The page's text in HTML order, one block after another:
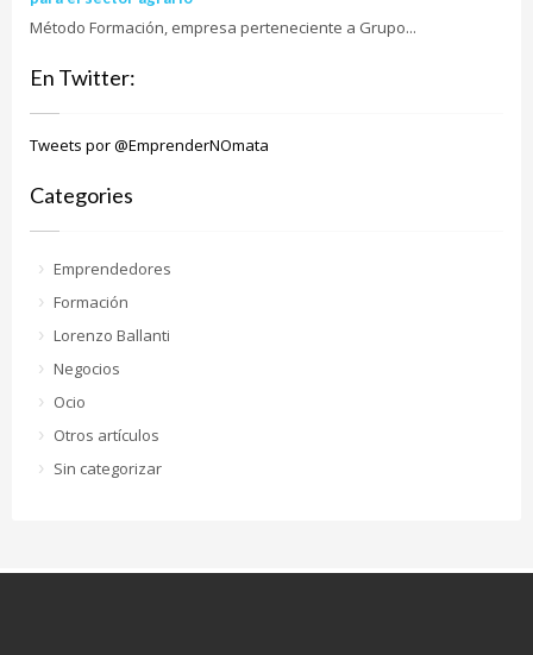
Método Formación, empresa perteneciente a Grupo...
En Twitter:
Tweets por @EmprenderNOmata
Categories
Emprendedores
Formación
Lorenzo Ballanti
Negocios
Ocio
Otros artículos
Sin categorizar